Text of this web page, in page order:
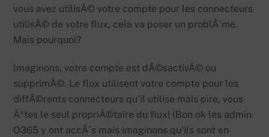
vous avez utilisÃ© votre compte pour les connecteurs
utilisÃ© de votre flux, cela va poser un problÃ¨me.
Mais pourquoi?
Imaginons, votre compte est dÃ©sactivÃ© ou
supprimÃ©. Le flux utilisent votre compte pour les
diffÃ©rents connecteurs qu’il utilise mais pire, vous
Ãªtes le seul propriÃ©taire du flux! (Bon ok les admin
O365 y ont accÃ¨s mais imaginons qu’ils sont en